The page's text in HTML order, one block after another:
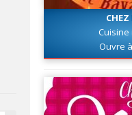
CHEZ
Cuisine
Ouvre